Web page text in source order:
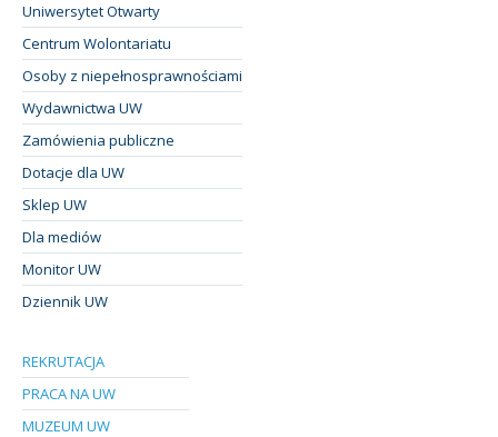
Uniwersytet Otwarty
Centrum Wolontariatu
Osoby z niepełnosprawnościami
Wydawnictwa UW
Zamówienia publiczne
Dotacje dla UW
Sklep UW
Dla mediów
Monitor UW
Dziennik UW
REKRUTACJA
PRACA NA UW
MUZEUM UW